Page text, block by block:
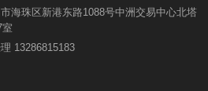
海珠区新港东路1088号中洲交易中心北塔
室
13286815183